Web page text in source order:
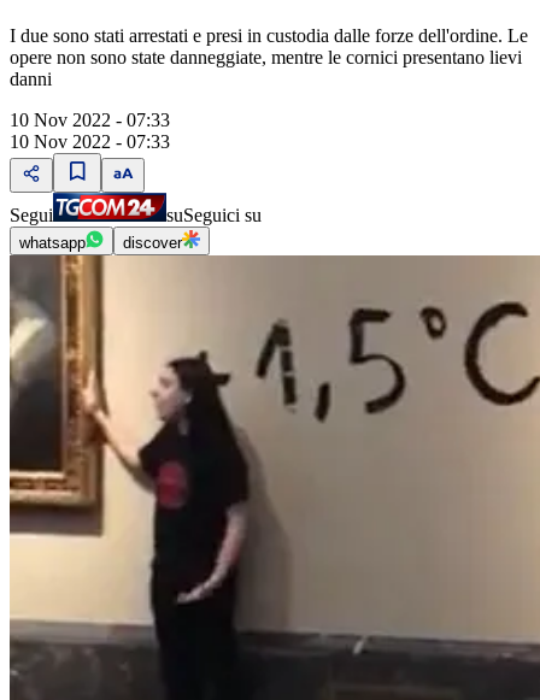
I due sono stati arrestati e presi in custodia dalle forze dell'ordine. Le
opere non sono state danneggiate, mentre le cornici presentano lievi
danni
10 Nov 2022 - 07:33
10 Nov 2022 - 07:33
Segui suSeguici su
whatsapp discover